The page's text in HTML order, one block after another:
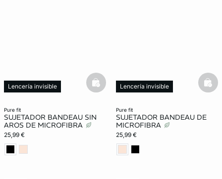
pure fit
SUJETADOR BANDEAU SIN
AROS DE MICROFIBRA
25,99 €
Lencería invisible basketfull
pure fit
SUJETADOR BANDEAU DE
MICROFIBRA
25,99 €
Lencería invisible